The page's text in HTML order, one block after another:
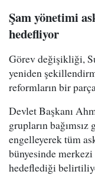
Şam yönetimi
hedefliyor
Görev değişikliği,
yeniden
reformların bir
Devlet Başkanı
grupların
engelleyerek tüm
bünyesinde
hedeflediği